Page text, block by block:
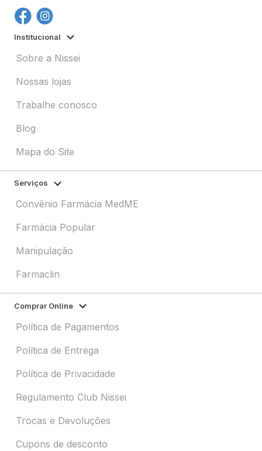
Institucional
Sobre a Nissei
Nossas lojas
Trabalhe conosco
Blog
Mapa do Site
Serviços
Convênio Farmácia MedME
Farmácia Popular
Manipulação
Farmaclin
Comprar Online
Política de Pagamentos
Política de Entrega
Política de Privacidade
Regulamento Club Nissei
Trocas e Devoluções
Cupons de desconto